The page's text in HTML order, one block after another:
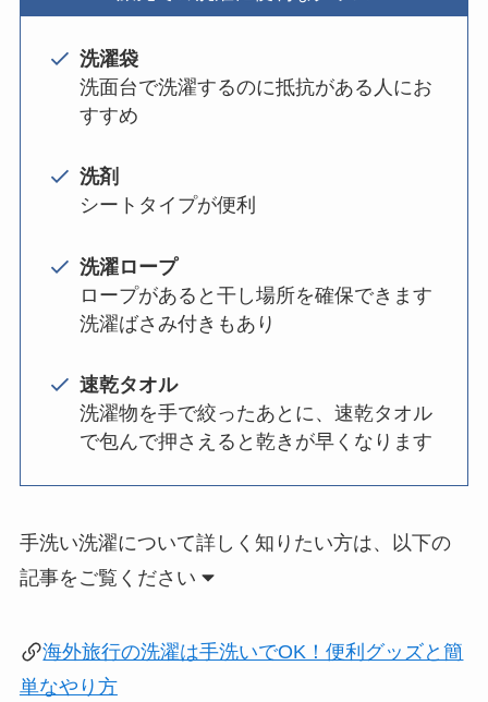
洗濯袋
洗面台で洗濯するのに抵抗がある人にお
すすめ
洗剤
シートタイプが便利
洗濯ロープ
ロープがあると干し場所を確保できます
洗濯ばさみ付きもあり
速乾タオル
洗濯物を手で絞ったあとに、速乾タオル
で包んで押さえると乾きが早くなります
手洗い洗濯について詳しく知りたい方は、以下の
記事をご覧ください
海外旅行の洗濯は手洗いでOK！便利グッズと簡
単なやり方